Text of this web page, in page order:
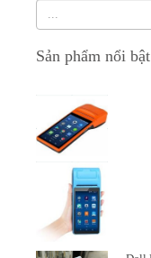
Sản phẩm nổi bật